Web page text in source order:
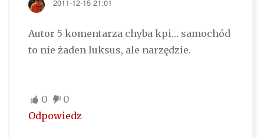
2011-12-15 21:01
Autor 5 komentarza chyba kpi… samochód
to nie żaden luksus, ale narzędzie.
0
0
Odpowiedz